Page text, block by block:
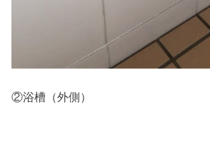
②浴槽（外側）